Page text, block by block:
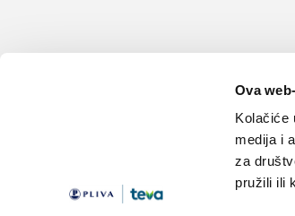
Ova
Kolačiće
medija i
za
pružili ili